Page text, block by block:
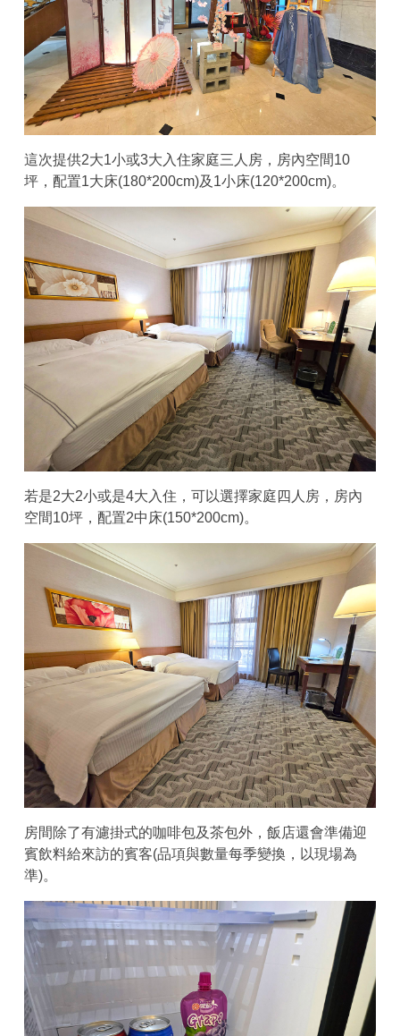
這次提供2大1小或3大入住家庭三人房，房內空間10
坪，配置1大床(180*200cm)及1小床(120*200cm)。
若是2大2小或是4大入住，可以選擇家庭四人房，房內
空間10坪，配置2中床(150*200cm)。
房間除了有濾掛式的咖啡包及茶包外，飯店還會準備迎
賓飲料給來訪的賓客(品項與數量每季變換，以現場為
準)。